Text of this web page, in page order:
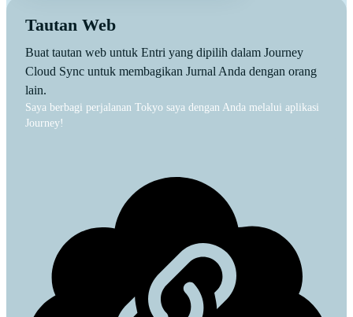
Tautan Web
Buat tautan web untuk Entri yang dipilih dalam Journey
Cloud Sync untuk membagikan Jurnal Anda dengan orang
lain.
Saya berbagi perjalanan Tokyo saya dengan Anda melalui aplikasi
Journey!